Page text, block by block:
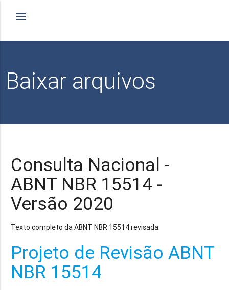
Baixar arquivos
Consulta Nacional -
ABNT NBR 15514 -
Versão 2020
Texto completo da ABNT NBR 15514 revisada.
Projeto de Revisão ABNT
NBR 15514